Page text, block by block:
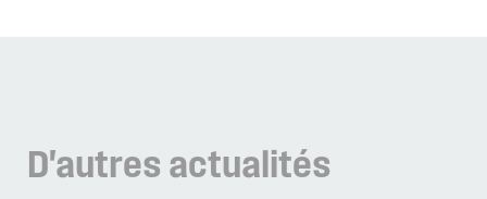
D'autres actualités